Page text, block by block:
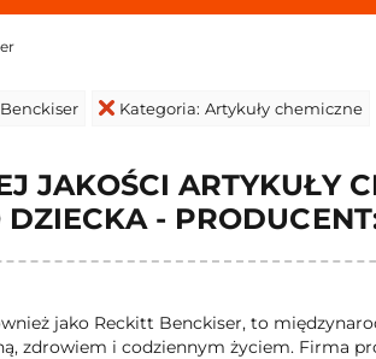
Kategoria: Artykuły chemiczne
JAKOŚCI ARTYKUŁY
-
jako Reckitt Benckiser, to
zdrowiem i codziennym życiem. Firma